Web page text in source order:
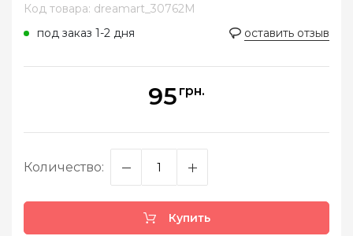
Код товара: dreamart_30762M
под заказ 1-2 дня
оставить отзыв
95 грн.
Количество:
Купить